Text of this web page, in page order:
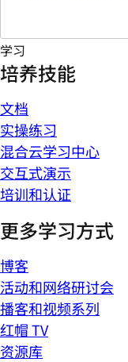
学习
培养技能
文档
实操练习
混合云学习中心
交互式演示
培训和认证
更多学习方式
博客
活动和网络研讨会
播客和视频系列
红帽 TV
资源库